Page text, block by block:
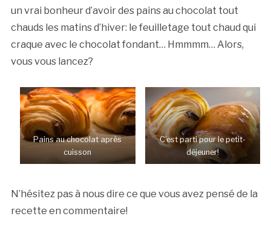
un vrai bonheur d’avoir des pains au chocolat tout
chauds les matins d’hiver: le feuilletage tout chaud qui
craque avec le chocolat fondant… Hmmmm… Alors,
vous vous lancez?
Pains au chocolat après
cuisson
C’est parti pour le petit-
déjeuner!
N’hésitez pas à nous dire ce que vous avez pensé de la
recette en commentaire!